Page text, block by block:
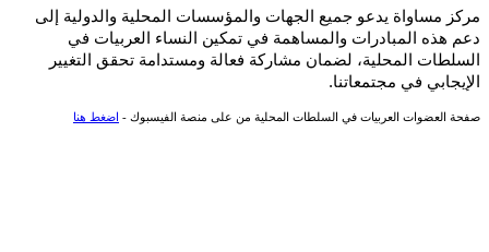
مركز مساواة يدعو جميع الجهات والمؤسسات المحلية والدولية إلى
دعم هذه المبادرات والمساهمة في تمكين النساء العربيات في
السلطات المحلية، لضمان مشاركة فعالة ومستدامة تحقق التغيير
الإيجابي في مجتمعاتنا.
صفحة العضوات العربيات في السلطات المحلية من على منصة الفيسبوك - اضغط هنا